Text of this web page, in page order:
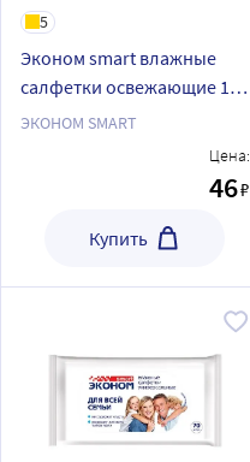
5
Эконом smart влажные
салфетки освежающие 10
шт.
ЭКОНОМ SMART
Цена:
46₽
Купить